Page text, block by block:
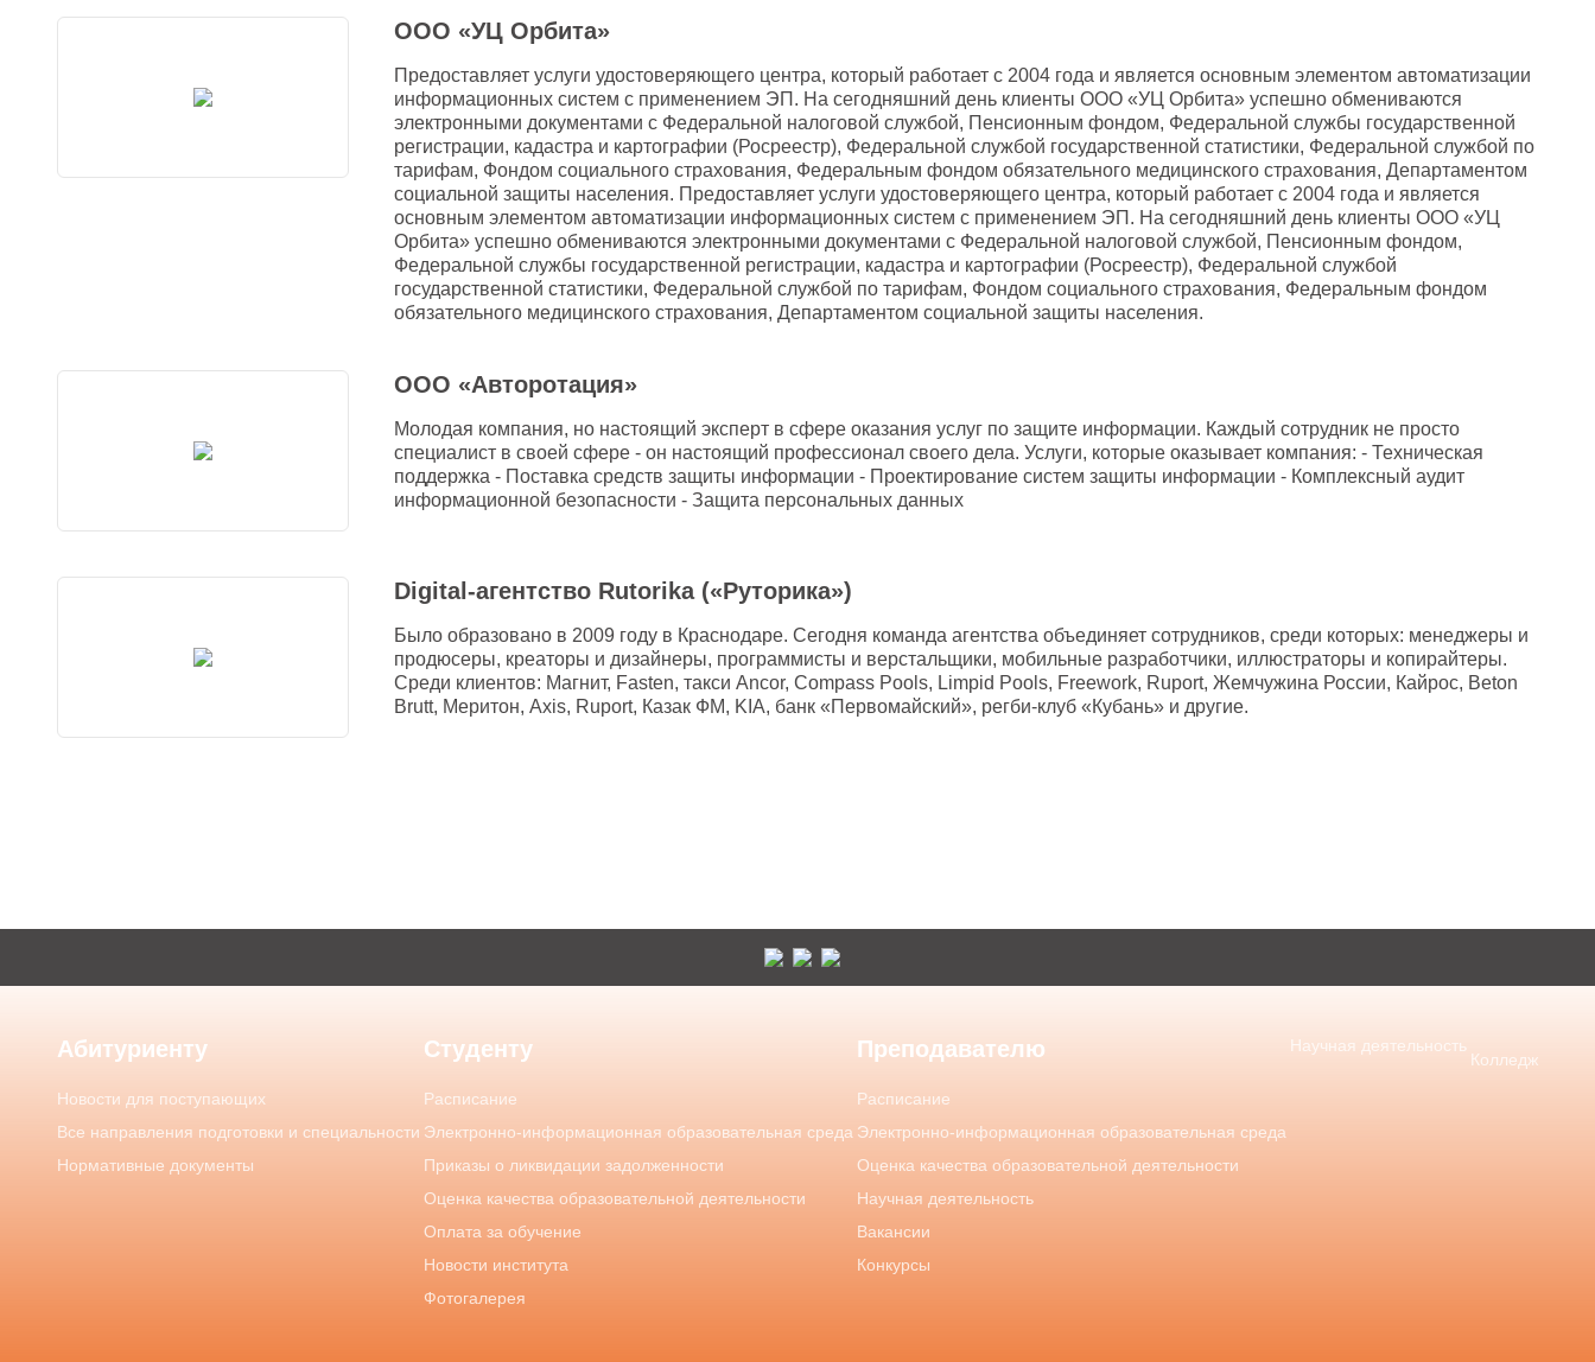
ООО «УЦ Орбита»
Предоставляет услуги удостоверяющего центра, который работает с 2004 года и является основным элементом автоматизации
информационных систем с применением ЭП. На сегодняшний день клиенты ООО «УЦ Орбита» успешно обмениваются
электронными документами с Федеральной налоговой службой, Пенсионным фондом, Федеральной службы государственной
регистрации, кадастра и картографии (Росреестр), Федеральной службой государственной статистики, Федеральной службой по
тарифам, Фондом социального страхования, Федеральным фондом обязательного медицинского страхования, Департаментом
социальной защиты населения. Предоставляет услуги удостоверяющего центра, который работает с 2004 года и является
основным элементом автоматизации информационных систем с применением ЭП. На сегодняшний день клиенты ООО «УЦ
Орбита» успешно обмениваются электронными документами с Федеральной налоговой службой, Пенсионным фондом,
Федеральной службы государственной регистрации, кадастра и картографии (Росреестр), Федеральной службой
государственной статистики, Федеральной службой по тарифам, Фондом социального страхования, Федеральным фондом
обязательного медицинского страхования, Департаментом социальной защиты населения.
ООО «Авторотация»
Молодая компания, но настоящий эксперт в сфере оказания услуг по защите информации. Каждый сотрудник не просто
специалист в своей сфере - он настоящий профессионал своего дела. Услуги, которые оказывает компания: - Техническая
поддержка - Поставка средств защиты информации - Проектирование систем защиты информации - Комплексный аудит
информационной безопасности - Защита персональных данных
Digital-агентство Rutorika («Руторика»)
Было образовано в 2009 году в Краснодаре. Сегодня команда агентства объединяет сотрудников, среди которых: менеджеры и
продюсеры, креаторы и дизайнеры, программисты и верстальщики, мобильные разработчики, иллюстраторы и копирайтеры.
Среди клиентов: Магнит, Fasten, такси Ancor, Compass Pools, Limpid Pools, Freework, Ruport, Жемчужина России, Кайрос, Beton
Brutt, Меритон, Axis, Ruport, Казак ФМ, KIA, банк «Первомайский», регби-клуб «Кубань» и другие.
Абитуриенту
Новости для поступающих
Все направления подготовки и специальности
Нормативные документы
Студенту
Расписание
Электронно-информационная образовательная среда
Приказы о ликвидации задолженности
Оценка качества образовательной деятельности
Оплата за обучение
Новости института
Фотогалерея
Преподавателю
Расписание
Электронно-информационная образовательная среда
Оценка качества образовательной деятельности
Научная деятельность
Вакансии
Конкурсы
Научная деятельность
Колледж